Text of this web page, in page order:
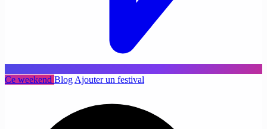
Ce weekend Blog Ajouter un festival